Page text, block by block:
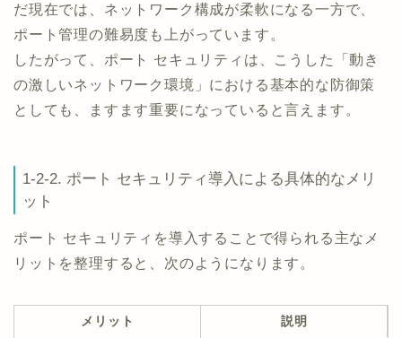
だ現在では、ネットワーク構成が柔軟になる一方で、
ポート管理の難易度も上がっています。
したがって、ポート セキュリティは、こうした「動き
の激しいネットワーク環境」における基本的な防御策
としても、ますます重要になっていると言えます。
1-2-2. ポート セキュリティ導入による具体的なメリ
ット
ポート セキュリティを導入することで得られる主なメ
リットを整理すると、次のようになります。
メリット 説明